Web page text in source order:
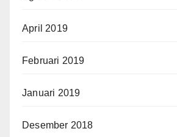
April 2019
Februari 2019
Januari 2019
Desember 2018